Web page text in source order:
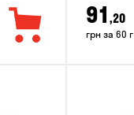
91 ,20
грн за 60 г